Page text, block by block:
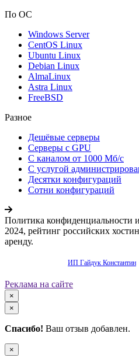
По ОС
Windows Server
CentOS Linux
Ubuntu Linux
Debian Linux
AlmaLinux
Astra Linux
FreeBSD
Разное
Дешёвые серверы
Серверы с GPU
С каналом от 1000 Мб/с
С услугой
Десятки конфигураций
Сотни конфигураций
Политика конфиденциальности
2024, рейтинг российских
аренду.
ИП Гайдук Константин
Реклама на сайте
×
×
Спасибо! Ваш отзыв добавлен.
×